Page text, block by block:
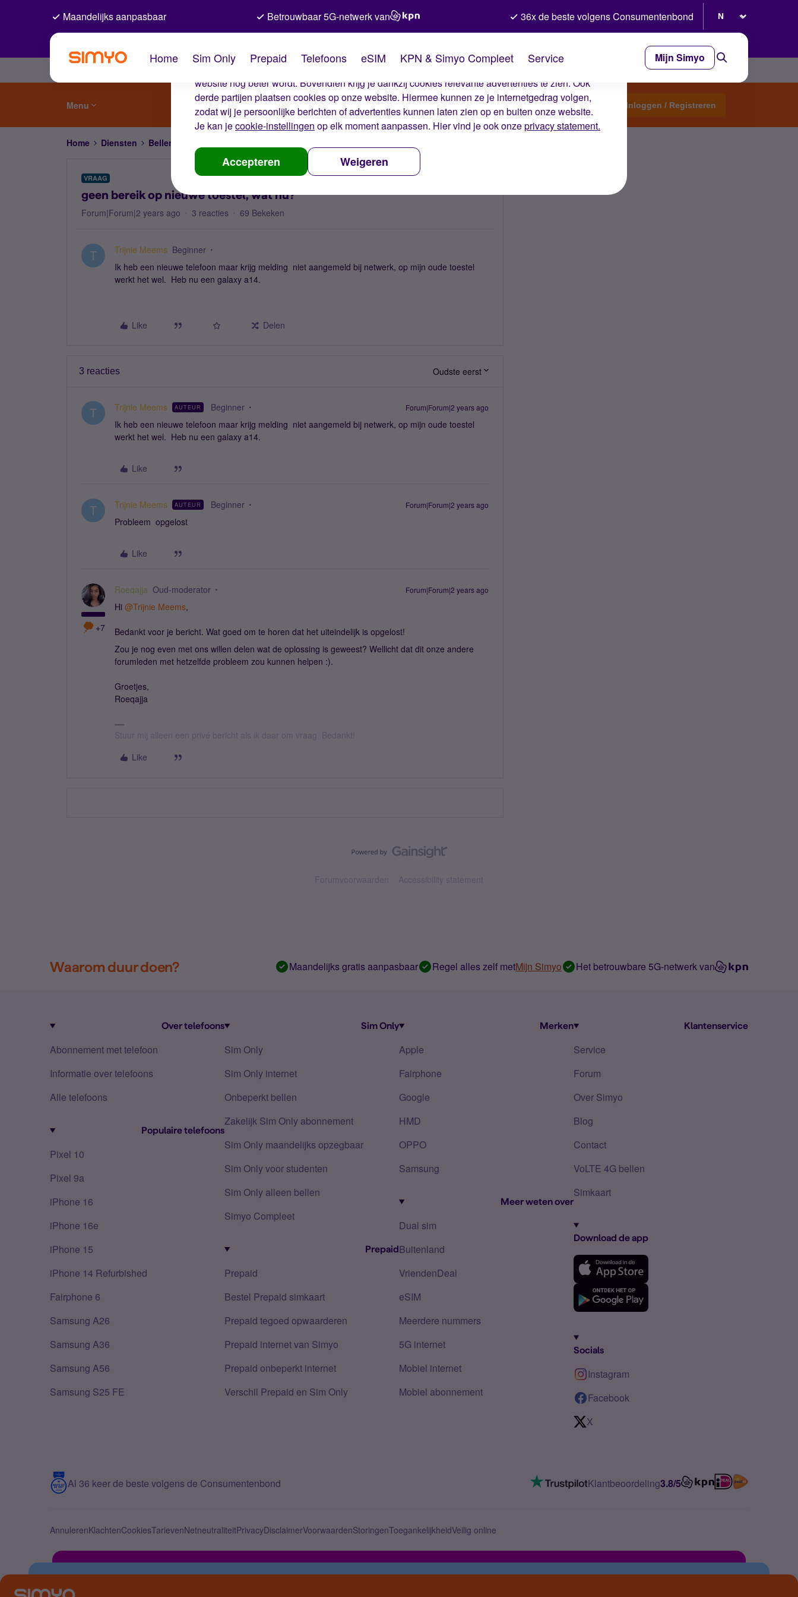
De cookies van Simyo
Wij gebruiken cookies op onze website. Met deze cookies zorgen wij ervoor dat je ervaring op de
website nog beter wordt. Bovendien krijg je dankzij cookies relevante advertenties te zien. Ook
derde partijen plaatsen cookies op onze website. Hiermee kunnen ze je internetgedrag volgen,
zodat wij je persoonlijke berichten of advertenties kunnen laten zien op en buiten onze website.
Je kan jecookie-instellingen op elk moment aanpassen. Hier vind je ook onzeprivacy statement.
Accepteren Weigeren
Maandelijks aanpasbaar Betrouwbaar 5G-netwerk van 36x de beste volgens Consumentenbond
Home Sim Only Prepaid Telefoons eSIM KPN & Simyo Compleet Service Mijn Simyo
Menu Start een topic Inloggen / Registreren
Home Diensten Bellen, sms'en, netwerk en nummerbehoud
VRAAG
geen bereik op nieuwe toestel, wat nu?
Forum|Forum|2 years ago 3 reacties 69 Bekeken
T Trijnie Meems Beginner
Ik heb een nieuwe telefoon maar krijg melding niet aangemeld bij netwerk, op mijn oude toestel
werkt het wel. Heb nu een galaxy a14.
Like Delen
3 reacties Oudste eerst
T Trijnie Meems AUTEUR Beginner Forum|Forum|2 years ago
Ik heb een nieuwe telefoon maar krijg melding niet aangemeld bij netwerk, op mijn oude toestel
werkt het wel. Heb nu een galaxy a14.
Like
T Trijnie Meems AUTEUR Beginner Forum|Forum|2 years ago
Probleem opgelost
Like
+7
Roeqajja Oud-moderator Forum|Forum|2 years ago
Hi @Trijnie Meems,
Bedankt voor je bericht. Wat goed om te horen dat het uiteindelijk is opgelost!
Zou je nog even met ons willen delen wat de oplossing is geweest? Wellicht dat dit onze andere
forumleden met hetzelfde probleem zou kunnen helpen :).
Groetjes,
Roeqajja
Stuur mij alleen een privé bericht als ik daar om vraag. Bedankt!
Like
Forumvoorwaarden Accessibility statement
Waarom duur doen? Maandelijks gratis aanpasbaar Regel alles zelf metMijn Simyo Het betrouwbare 5G-netwerk van
Over telefoons
Abonnement met telefoon
Informatie over telefoons
Alle telefoons
Populaire telefoons
Pixel 10
Pixel 9a
iPhone 16
iPhone 16e
iPhone 15
iPhone 14 Refurbished
Fairphone 6
Samsung A26
Samsung A36
Samsung A56
Samsung S25 FE
Sim Only
Sim Only
Sim Only internet
Onbeperkt bellen
Zakelijk Sim Only abonnement
Sim Only maandelijks opzegbaar
Sim Only voor studenten
Sim Only alleen bellen
Simyo Compleet
Prepaid
Prepaid
Bestel Prepaid simkaart
Prepaid tegoed opwaarderen
Prepaid internet van Simyo
Prepaid onbeperkt internet
Verschil Prepaid en Sim Only
Merken
Apple
Fairphone
Google
HMD
OPPO
Samsung
Meer weten over
Dual sim
Buitenland
VriendenDeal
eSIM
Meerdere nummers
5G internet
Mobiel internet
Mobiel abonnement
Klantenservice
Service
Forum
Over Simyo
Blog
Contact
VoLTE 4G bellen
Simkaart
Download de app
Socials
Instagram
Facebook
X
Al 36 keer de beste volgens de Consumentenbond Klantbeoordeling3.8/5
AnnulerenKlachtenCookiesTarievenNetneutraliteitPrivacyDisclaimerVoorwaardenStoringenToegankelijkheidVeilig online